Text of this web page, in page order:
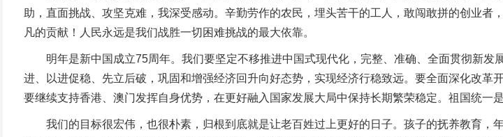
助，直面挑战、攻坚克难，我深受感动。辛勤劳作的农民，埋头苦干的工人，敢闯敢拼的创业
凡的贡献！人民永远是我们战胜一切困难挑战的最大依靠。
明年是新中国成立75周年。我们要坚定不移推进中国式现代化，完整、准确、全面贯彻新发
进、以进促稳、先立后破，巩固和增强经济回升向好态势，实现经济行稳致远。要全面深化改革
要继续支持香港、澳门发挥自身优势，在更好融入国家发展大局中保持长期繁荣稳定。祖国统一
我们的目标很宏伟，也很朴素，归根到底就是让老百姓过上更好的日子。孩子的抚养教育，